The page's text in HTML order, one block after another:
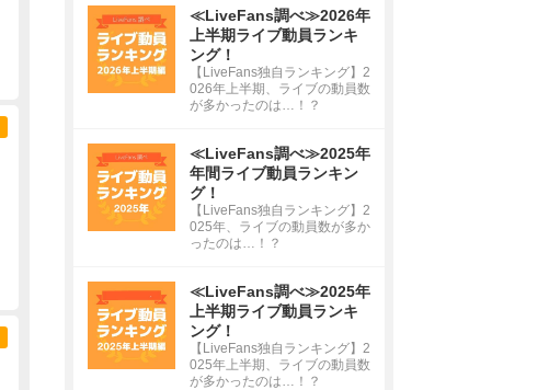
≪LiveFans調べ≫2026年
上半期ライブ動員ランキ
ング！
【LiveFans独自ランキング】2
026年上半期、ライブの動員数
が多かったのは…！？
≪LiveFans調べ≫2025年
年間ライブ動員ランキン
グ！
【LiveFans独自ランキング】2
025年、ライブの動員数が多か
ったのは…！？
≪LiveFans調べ≫2025年
上半期ライブ動員ランキ
ング！
【LiveFans独自ランキング】2
025年上半期、ライブの動員数
が多かったのは…！？